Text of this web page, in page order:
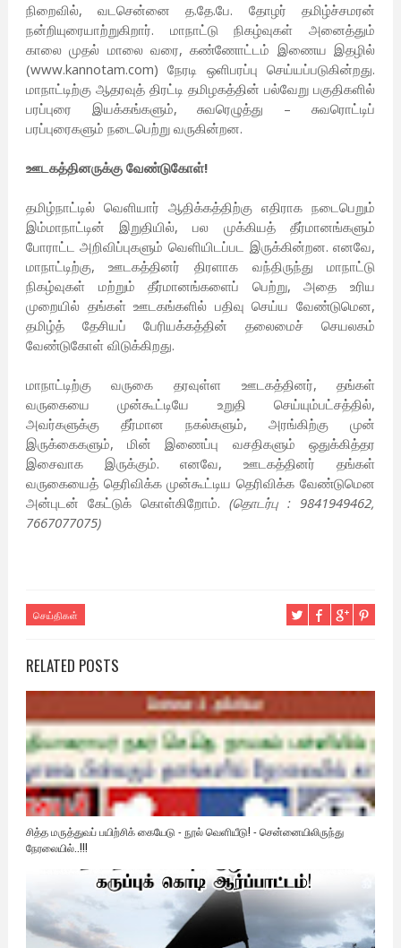
நிறைவில், வடசென்னை த.தே.பே. தோழர் தமிழ்ச்சமரன்
நன்றியுரையாற்றுகிறார். மாநாட்டு நிகழ்வுகள் அனைத்தும்
காலை முதல் மாலை வரை, கண்ணோட்டம் இணைய இதழில்
(www.kannotam.com) நேரடி ஒளிபரப்பு செய்யப்படுகின்றது.
மாநாட்டிற்கு ஆதரவுத் திரட்டி தமிழகத்தின் பல்வேறு பகுதிகளில்
பரப்புரை இயக்கங்களும், சுவரெழுத்து – சுவரொட்டிப்
பரப்புரைகளும் நடைபெற்று வருகின்றன.
ஊடகத்தினருக்கு வேண்டுகோள்!
தமிழ்நாட்டில் வெளியார் ஆதிக்கத்திற்கு எதிராக நடைபெறும்
இம்மாநாட்டின் இறுதியில், பல முக்கியத் தீர்மானங்களும்
போராட்ட அறிவிப்புகளும் வெளியிடப்பட இருக்கின்றன. எனவே,
மாநாட்டிற்கு, ஊடகத்தினர் திரளாக வந்திருந்து மாநாட்டு
நிகழ்வுகள் மற்றும் தீர்மானங்களைப் பெற்று, அதை உரிய
முறையில் தங்கள் ஊடகங்களில் பதிவு செய்ய வேண்டுமென,
தமிழ்த் தேசியப் பேரியக்கத்தின் தலைமைச் செயலகம்
வேண்டுகோள் விடுக்கிறது.
மாநாட்டிற்கு வருகை தரவுள்ள ஊடகத்தினர், தங்கள்
வருகையை முன்கூட்டியே உறுதி செய்யும்பட்சத்தில்,
அவர்களுக்கு தீர்மான நகல்களும், அரங்கிற்கு முன்
இருக்கைகளும், மின் இணைப்பு வசதிகளும் ஒதுக்கித்தர
இசைவாக இருக்கும். எனவே, ஊடகத்தினர் தங்கள்
வருகையைத் தெரிவிக்க முன்கூட்டிய தெரிவிக்க வேண்டுமென
அன்புடன் கேட்டுக் கொள்கிறோம். (தொடர்பு : 9841949462,
7667077075)
செய்திகள்
RELATED POSTS
சித்த மருத்துவப் பயிற்சிக் கையேடு - நூல் வெளியீடு! - சென்னையிலிருந்து
நேரலையில்..!!!